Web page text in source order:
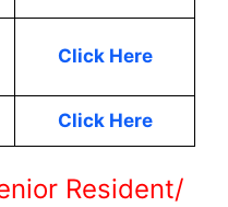
Click Here
Click Here
Resident/